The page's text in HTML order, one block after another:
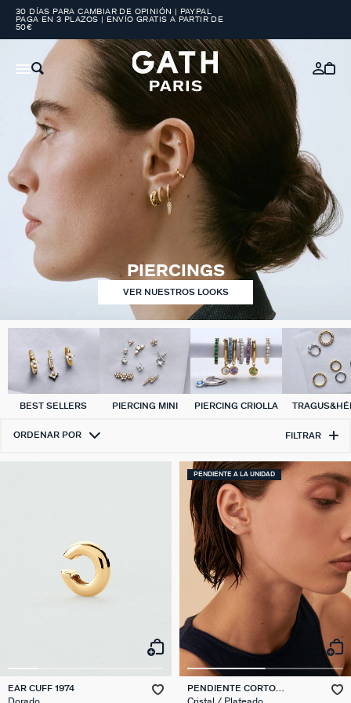
30 DÍAS PARA CAMBIAR DE OPINIÓN | PAYPAL
PAGA EN 3 PLAZOS | ENVÍO GRATIS A PARTIR DE
50€
PIERCINGS
VER NUESTROS LOOKS
BEST SELLERS PIERCING MINI PIERCING CRIOLLA
ORDENAR POR FILTRAR
EAR CUFF 1974
PENDIENTE A LA UNIDAD
PENDIENTE CORTO
INDIVIDUAL MIX & MATCH